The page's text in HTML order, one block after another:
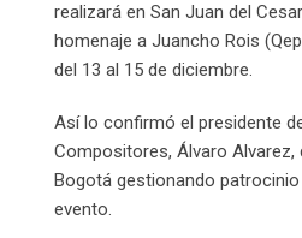
realizará en San Juan del
homenaje a Juancho Rois
del 13 al 15 de diciembre.
Así lo confirmó el presidente
Compositores, Álvaro Alvarez,
Bogotá gestionando
evento.